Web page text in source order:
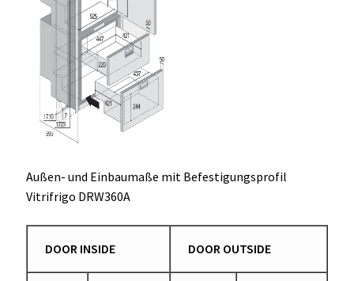
Außen- und Einbaumaße mit Befestigungsprofil
Vitrifrigo DRW360A
DOOR INSIDE DOOR OUTSIDE